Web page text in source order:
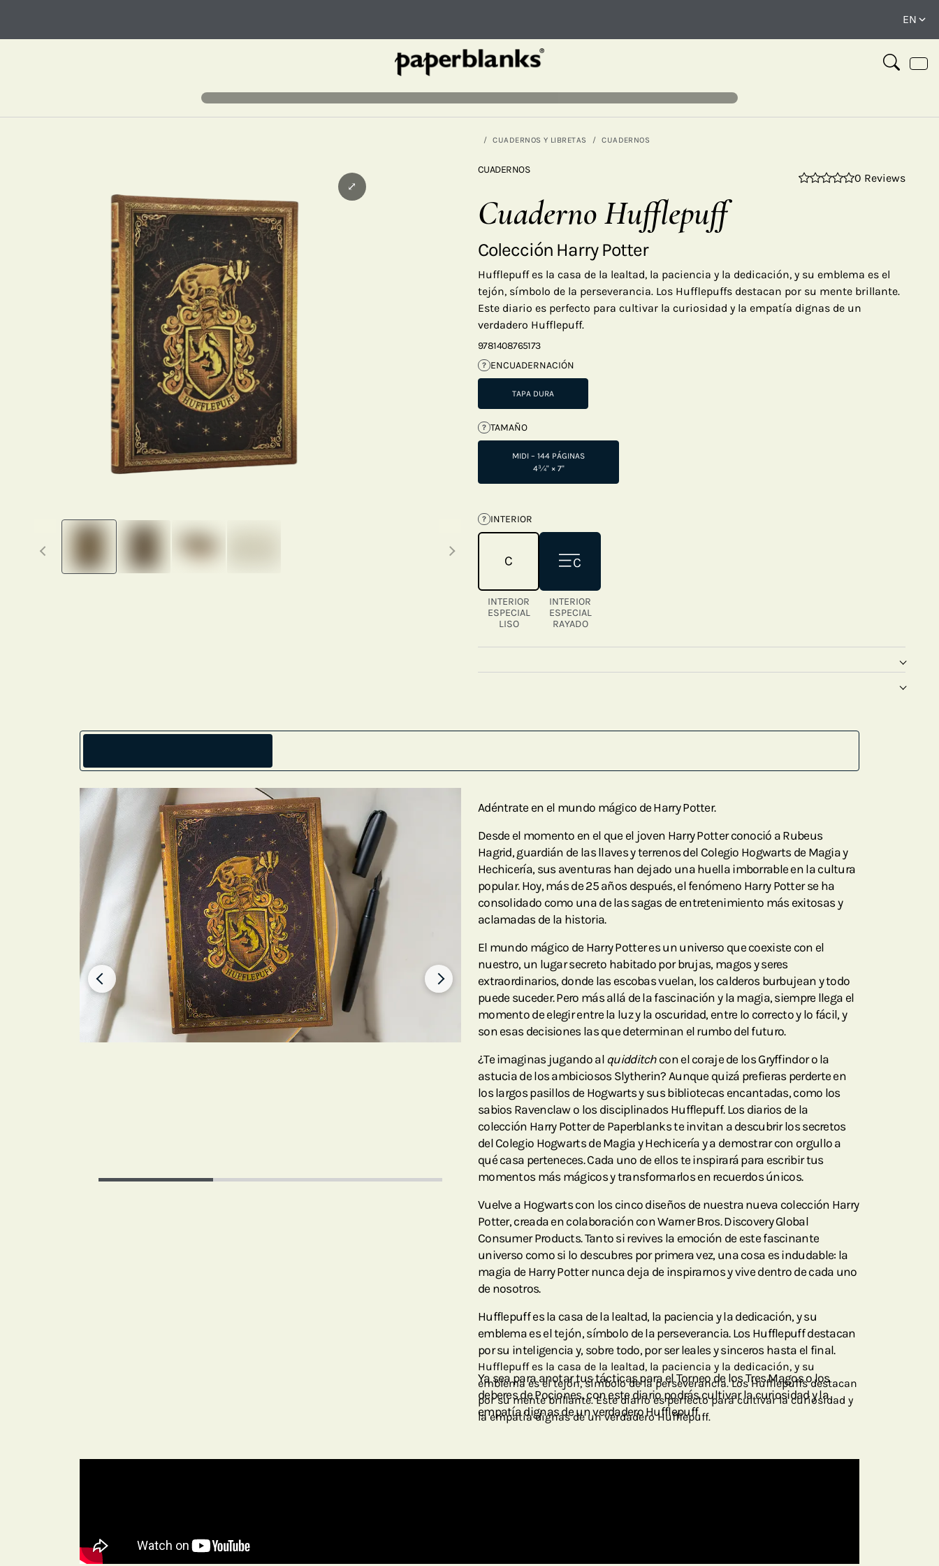
CUADERNOS Y LIBRETAS CUADERNOS
Previous thumbnails Next thumbnails
⤢
CUADERNOS
0 Reviews
Cuaderno Hufflepuff
Colección Harry Potter
Hufflepuff es la casa de la lealtad, la paciencia y la dedicación, y su emblema es el
tejón, símbolo de la perseverancia. Los Hufflepuffs destacan por su mente brillante.
Este diario es perfecto para cultivar la curiosidad y la empatía dignas de un
verdadero Hufflepuff.
9781408765173
? ENCUADERNACIÓN
TAPA DURA
? TAMAÑO
MIDI – 144 PÁGINAS
4¾" × 7"
? INTERIOR
INTERIOR
ESPECIAL
LISO
INTERIOR
ESPECIAL
RAYADO
Adéntrate en el mundo mágico de Harry Potter.
Desde el momento en el que el joven Harry Potter conoció a Rubeus
Hagrid, guardián de las llaves y terrenos del Colegio Hogwarts de Magia y
Hechicería, sus aventuras han dejado una huella imborrable en la cultura
popular. Hoy, más de 25 años después, el fenómeno Harry Potter se ha
consolidado como una de las sagas de entretenimiento más exitosas y
aclamadas de la historia.
El mundo mágico de Harry Potter es un universo que coexiste con el
nuestro, un lugar secreto habitado por brujas, magos y seres
extraordinarios, donde las escobas vuelan, los calderos burbujean y todo
puede suceder. Pero más allá de la fascinación y la magia, siempre llega el
momento de elegir entre la luz y la oscuridad, entre lo correcto y lo fácil, y
son esas decisiones las que determinan el rumbo del futuro.
¿Te imaginas jugando al quidditchcon el coraje de los Gryffindor o la
astucia de los ambiciosos Slytherin? Aunque quizá prefieras perderte en
los largos pasillos de Hogwarts y sus bibliotecas encantadas, como los
sabios Ravenclaw o los disciplinados Hufflepuff. Los diarios de la
colección Harry Potter de Paperblanks te invitan a descubrir los secretos
del Colegio Hogwarts de Magia y Hechicería y a demostrar con orgullo a
qué casa perteneces. Cada uno de ellos te inspirará para escribir tus
momentos más mágicos y transformarlos en recuerdos únicos.
Vuelve a Hogwarts con los cinco diseños de nuestra nueva colección Harry
Potter, creada en colaboración con Warner Bros. Discovery Global
Consumer Products. Tanto si revives la emoción de este fascinante
universo como si lo descubres por primera vez, una cosa es indudable: la
magia de Harry Potter nunca deja de inspirarnos y vive dentro de cada uno
de nosotros.
Hufflepuff es la casa de la lealtad, la paciencia y la dedicación, y su
emblema es el tejón, símbolo de la perseverancia. Los Hufflepuff destacan
por su inteligencia y, sobre todo, por ser leales y sinceros hasta el final.
Ya sea para anotar tus tácticas para el Torneo de los Tres Magos o los
deberes de Pociones, con este diario podrás cultivar la curiosidad y la
empatía dignas de un verdadero Hufflepuff.
Hufflepuff es la casa de la lealtad, la paciencia y la dedicación, y su
emblema es el tejón, símbolo de la perseverancia. Los Hufflepuffs destacan
por su mente brillante. Este diario es perfecto para cultivar la curiosidad y
la empatía dignas de un verdadero Hufflepuff.